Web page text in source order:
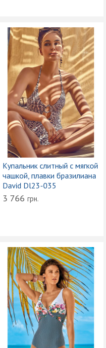
Купальник слитный с мягкой
чашкой, плавки бразилиана
David Dl23-035
3 766 грн.